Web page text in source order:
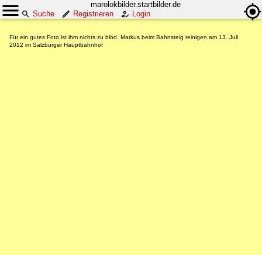
marolokbilder.startbilder.de
Suche
Registrieren Login
Für ein gutes Foto ist ihm nichts zu blöd. Markus beim Bahnsteig reinigen am 13. Juli
2012 im Salzburger Hauptbahnhof